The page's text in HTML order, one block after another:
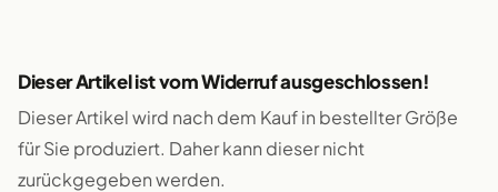
Dieser Artikel ist vom Widerruf ausgeschlossen!
Dieser Artikel wird nach dem Kauf in bestellter Größe
für Sie produziert. Daher kann dieser nicht
zurückgegeben werden.